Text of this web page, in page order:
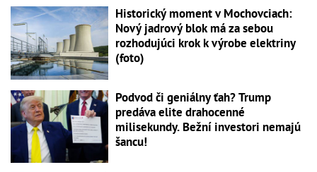
Historický moment v Mochovciach:
Nový jadrový blok má za sebou
rozhodujúci krok k výrobe elektriny
(foto)
Podvod či geniálny ťah? Trump
predáva elite drahocenné
milisekundy. Bežní investori nemajú
šancu!